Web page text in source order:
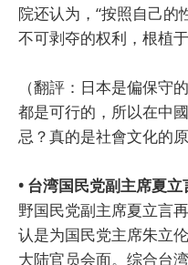
院还认为，“按照自己
不可剥夺的权利，根植于
（翻評：日本是偏保守
都是可行的，所以在中
忌？真的是社會文化的原
• 台湾国民党副主席夏
野国民党副主席夏立言
认是为国民党主席朱立
大陆官员会面。综合台